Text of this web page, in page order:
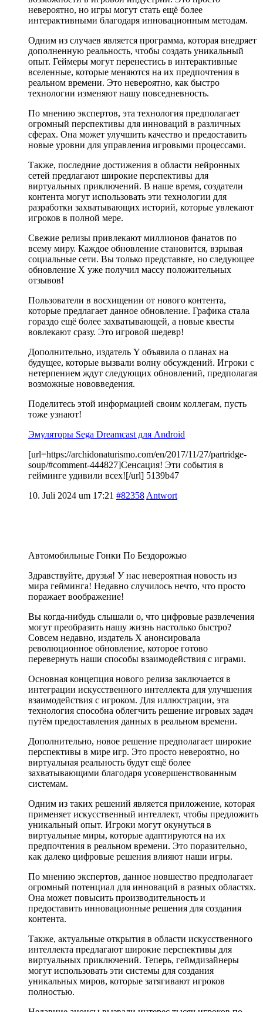
невероятно, но игры могут стать ещё более
интерактивными благодаря инновационным методам.
Одним из случаев является программа, которая внедряет
дополненную реальность, чтобы создать уникальный
опыт. Геймеры могут перенестись в интерактивные
вселенные, которые меняются на их предпочтения в
реальном времени. Это невероятно, как быстро
технологии изменяют нашу повседневность.
По мнению экспертов, эта технология предполагает
огромный перспективы для инноваций в различных
сферах. Она может улучшить качество и предоставить
новые уровни для управления игровыми процессами.
Также, последние достижения в области нейронных
сетей предлагают широкие перспективы для
виртуальных приключений. В наше время, создатели
контента могут использовать эти технологии для
разработки захватывающих историй, которые увлекают
игроков в полной мере.
Свежие релизы привлекают миллионов фанатов по
всему миру. Каждое обновление становится, взрывая
социальные сети. Вы только представьте, но следующее
обновление X уже получил массу положительных
отзывов!
Пользователи в восхищении от нового контента,
которые предлагает данное обновление. Графика стала
гораздо ещё более захватывающей, а новые квесты
вовлекают сразу. Это игровой шедевр!
Дополнительно, издатель Y объявила о планах на
будущее, которые вызвали волну обсуждений. Игроки с
нетерпением ждут следующих обновлений, предполагая
возможные нововведения.
Поделитесь этой информацией своим коллегам, пусть
тоже узнают!
Эмуляторы Sega Dreamcast для Android
[url=https://archidonaturismo.com/en/2017/11/27/partridge-
soup/#comment-444827]Сенсация! Эти события в
гейминге удивили всех![/url] 5139b47
10. Juli 2024 um 17:21 #82358 Antwort
Автомобильные Гонки По Бездорожью
Здравствуйте, друзья! У нас невероятная новость из
мира гейминга! Недавно случилось нечто, что просто
поражает воображение!
Вы когда-нибудь слышали о, что цифровые развлечения
могут преобразить нашу жизнь настолько быстро?
Совсем недавно, издатель X анонсировала
революционное обновление, которое готово
перевернуть наши способы взаимодействия с играми.
Основная концепция нового релиза заключается в
интеграции искусственного интеллекта для улучшения
взаимодействия с игроком. Для иллюстрации, эта
технология способна облегчить решение игровых задач
путём предоставления данных в реальном времени.
Дополнительно, новое решение предполагает широкие
перспективы в мире игр. Это просто невероятно, но
виртуальная реальность будут ещё более
захватывающими благодаря усовершенствованным
системам.
Одним из таких решений является приложение, которая
применяет искусственный интеллект, чтобы предложить
уникальный опыт. Игроки могут окунуться в
виртуальные миры, которые адаптируются на их
предпочтения в реальном времени. Это поразительно,
как далеко цифровые решения влияют наши игры.
По мнению экспертов, данное новшество предполагает
огромный потенциал для инноваций в разных областях.
Она может повысить производительность и
предоставить инновационные решения для создания
контента.
Также, актуальные открытия в области искусственного
интеллекта предлагают широкие перспективы для
виртуальных приключений. Теперь, геймдизайнеры
могут использовать эти системы для создания
уникальных миров, которые затягивают игроков
полностью.